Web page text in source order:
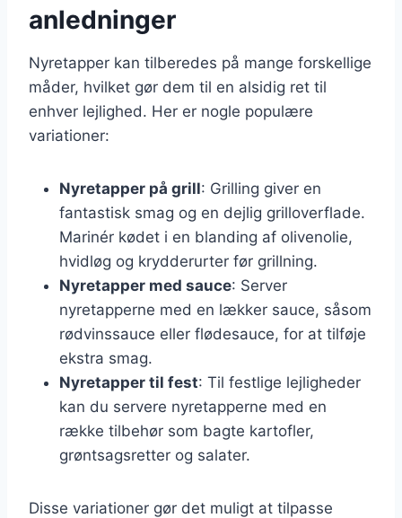
anledninger
Nyretapper kan tilberedes på mange forskellige
måder, hvilket gør dem til en alsidig ret til
enhver lejlighed. Her er nogle populære
variationer:
Nyretapper på grill: Grilling giver en
fantastisk smag og en dejlig grilloverflade.
Marinér kødet i en blanding af olivenolie,
hvidløg og krydderurter før grillning.
Nyretapper med sauce: Server
nyretapperne med en lækker sauce, såsom
rødvinssauce eller flødesauce, for at tilføje
ekstra smag.
Nyretapper til fest: Til festlige lejligheder
kan du servere nyretapperne med en
række tilbehør som bagte kartofler,
grøntsagsretter og salater.
Disse variationer gør det muligt at tilpasse